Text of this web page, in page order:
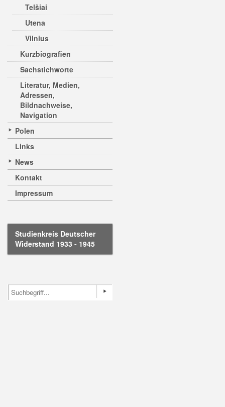
Telšiai
Utena
Vilnius
Kurzbiografien
Sachstichworte
Literatur, Medien,
Adressen,
Bildnachweise,
Navigation
Polen
Links
News
Kontakt
Impressum
Studienkreis Deutscher
Widerstand 1933 - 1945